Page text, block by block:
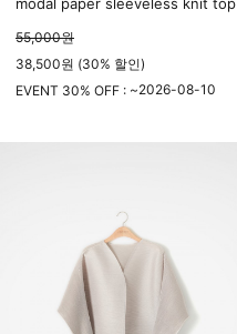
55,000원
38,500원 (30% 할인)
EVENT 30% OFF : ~2026-08-10